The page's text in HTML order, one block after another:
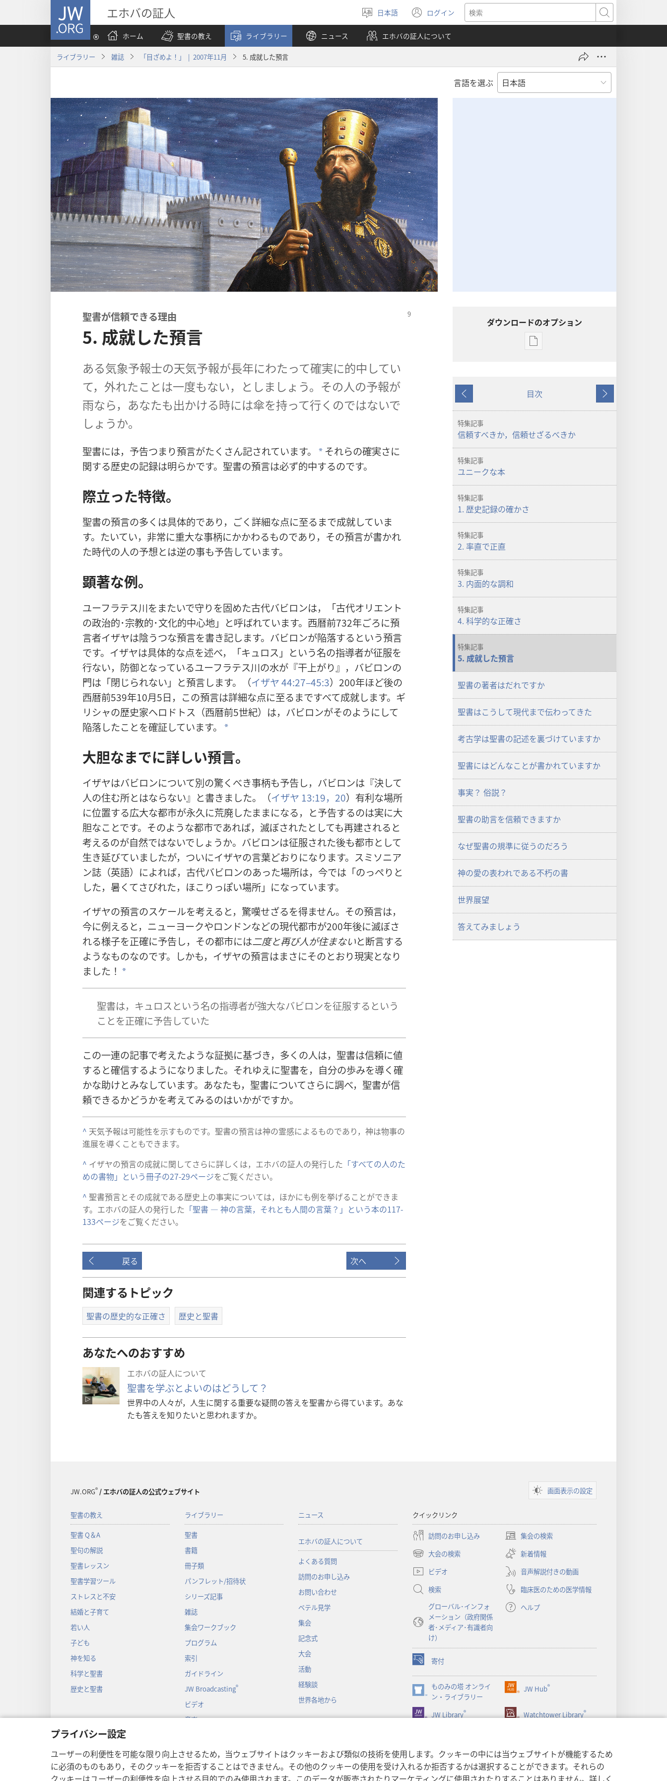
プライバシー設定
ユーザーの利便性を可能な限り向上させるため，当ウェブサイトはクッキーおよび類似の技術を使用します。クッキーの中には当ウェブサイトが機能するため
に必須のものもあり，そのクッキーを拒否することはできません。その他のクッキーの使用を受け入れるか拒否するかは選択することができます。それらの
クッキーはユーザーの利便性を向上させる目的でのみ使用されます。このデータが販売されたりマーケティングに使用されたりすることはありません。詳しく
JW.ORG エホバの証人
言
語
を
選
日本語 ログイン
（新
し
い
タ
で
検
索
ホーム
聖書の教え ライブラリー ニュース エホバの証人について
ライブラリー 雑誌 「目ざめよ！」 | 2007年11月 5. 成就した預言
言語を選ぶ
聖書が信頼できる理由
5. 成就した預言
ある気象予報士の天気予報が長年にわたって確実に的中してい
て，外れたことは一度もない，としましょう。その人の予報が
雨なら，あなたも出かける時には傘を持って行くのではないで
しょうか。
聖書には，予告つまり預言がたくさん記されています。 * それらの確実さに
関する歴史の記録は明らかです。聖書の預言は必ず的中するのです。
際立った特徴。
聖書の預言の多くは具体的であり，ごく詳細な点に至るまで成就していま
す。たいてい，非常に重大な事柄にかかわるものであり，その預言が書かれ
た時代の人の予想とは逆の事も予告しています。
顕著な例。
ユーフラテス川をまたいで守りを固めた古代バビロンは，「古代オリエント
の政治的･宗教的･文化的中心地」と呼ばれています。西暦前732年ごろに預
言者イザヤは陰うつな預言を書き記します。バビロンが陥落するという預言
です。イザヤは具体的な点を述べ，「キュロス」という名の指導者が征服を
行ない，防御となっているユーフラテス川の水が『干上がり』，バビロンの
門は「閉じられない」と預言します。（イザヤ 44:27–45:3）200年ほど後の
西暦前539年10月5日，この預言は詳細な点に至るまですべて成就します。ギ
リシャの歴史家ヘロドトス（西暦前5世紀）は，バビロンがそのようにして
陥落したことを確証しています。
*
大胆なまでに詳しい預言。
イザヤはバビロンについて別の驚くべき事柄も予告し，バビロンは『決して
人の住む所とはならない』と書きました。（イザヤ 13:19，20）有利な場所
に位置する広大な都市が永久に荒廃したままになる，と予告するのは実に大
胆なことです。そのような都市であれば，滅ぼされたとしても再建されると
考えるのが自然ではないでしょうか。バビロンは征服された後も都市として
生き延びていましたが，ついにイザヤの言葉どおりになります。スミソニア
ン誌（英語）によれば，古代バビロンのあった場所は，今では「のっぺりと
した，暑くてさびれた，ほこりっぽい場所」になっています。
イザヤの預言のスケールを考えると，驚嘆せざるを得ません。その預言は，
今に例えると，ニューヨークやロンドンなどの現代都市が200年後に滅ぼさ
れる様子を正確に予告し，その都市には二度と再び人が住まないと断言する
ようなものなのです。しかも，イザヤの預言はまさにそのとおり現実となり
ました！ *
聖書は，キュロスという名の指導者が強大なバビロンを征服するという
ことを正確に予告していた
この一連の記事で考えたような証拠に基づき，多くの人は，聖書は信頼に値
すると確信するようになりました。それゆえに聖書を，自分の歩みを導く確
かな助けとみなしています。あなたも，聖書についてさらに調べ，聖書が信
頼できるかどうかを考えてみるのはいかがですか。
^ 天気予報は可能性を示すものです。聖書の預言は神の霊感によるものであり，神は物事の
進展を導くこともできます。
^ イザヤの預言の成就に関してさらに詳しくは，エホバの証人の発行した 「すべての人のた
めの書物」という冊子の27-29ページをご覧ください。
^ 聖書預言とその成就である歴史上の事実については，ほかにも例を挙げることができま
す。エホバの証人の発行した 「聖書 ― 神の言葉，それとも人間の言葉？」という本の117-
133ページをご覧ください。
戻る 次へ
関連するトピック
聖書の歴史的な正確さ 歴史と聖書
あなたへのおすすめ
エホバの証人について
聖書を学ぶとよいのはどうして？
世界中の人々が，人生に関する重要な疑問の答えを聖書から得ています。あな
たも答えを知りたいと思われますか。
ダウンロードのオプション
出
ダ
ウ
ロー
ド
ショ
ざ
2007
月
戻
る
目次
次
へ
特集記事
信頼すべきか，信頼せざるべきか
特集記事
ユニークな本
特集記事
1. 歴史記録の確かさ
特集記事
2. 率直で正直
特集記事
3. 内面的な調和
特集記事
4. 科学的な正確さ
特集記事
5. 成就した預言
聖書の著者はだれですか
聖書はこうして現代まで伝わってきた
考古学は聖書の記述を裏づけていますか
聖書にはどんなことが書かれていますか
事実？ 俗説？
聖書の助言を信頼できますか
なぜ聖書の規準に従うのだろう
神の愛の表われである不朽の書
世界展望
答えてみましょう
JW.ORG®/ エホバの証人の公式ウェブサイト 画面表示の設定
聖書の教え
聖書 Q＆A
聖句の解説
聖書レッスン
聖書学習ツール
ストレスと不安
結婚と子育て
若い人
子ども
神を知る
科学と聖書
歴史と聖書
ライブラリー
聖書
書籍
冊子類
パンフレット/招待状
シリーズ記事
雑誌
集会ワークブック
プログラム
索引
ガイドライン
JW Broadcasting®
ビデオ
音楽
劇形式の聖書朗読
ニュース
エホバの証人について
よくある質問
訪問のお申し込み
お問い合わせ
ベテル見学
集会
記念式
大会
活動
経験談
世界各地から
クイックリンク
訪問のお申し込み 集会の検索
（新
し
い
タ
ブ
で
開
く）
大会の検索
（新
し
タ
開
新着情報
ビデオ
音声解説付きの動画
検索
臨床医のための医学情報
グローバル･インフォ
メーション（政府関係
者･メディア･有識者向
け）
ヘルプ
寄付
（新
し
い
タ
ブ
で
ものみの塔 オンライ
ン・ライブラリー
（新
し
い
開
く）
JW Hub®
（新
い
開
く）
JW Library® Watchtower Library®